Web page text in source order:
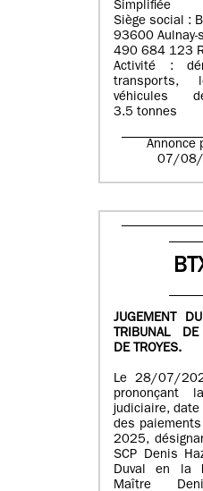
Simplifiée
Siège social :
93600 Aulnay-
490 684 123
Activité :
transports,
3.5 tonnes
Annonce
07/
JUGEMENT
TRIBUNAL
DE TROYES.
Le 28/07/
prononçant
judiciaire,
des
2025,
SCP Denis
Duval en la
Maître